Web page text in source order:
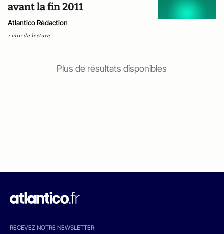
avant la fin 2011
Atlantico Rédaction
1 min de lecture
Plus de résultats disponibles
RECEVEZ NOTRE NEWSLETTER